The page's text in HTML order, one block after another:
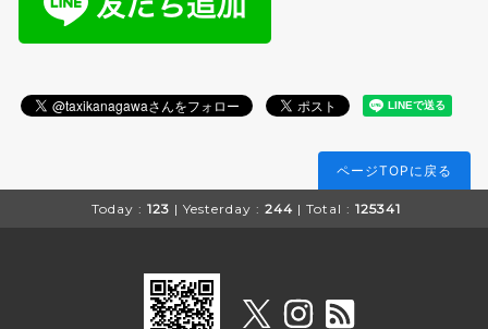
ページTOPに戻る
Today : 123 | Yesterday : 244 | Total : 125341